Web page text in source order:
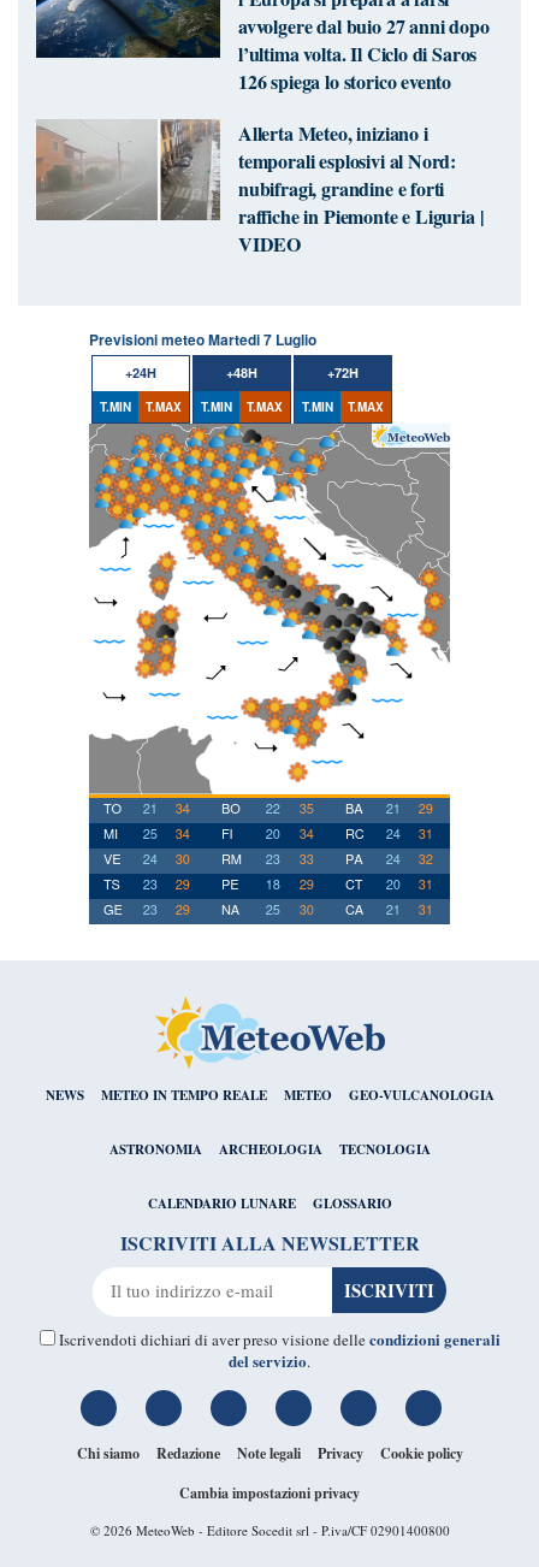
avvolgere dal buio 27 anni dopo
l’ultima volta. Il Ciclo di Saros
126 spiega lo storico evento
Allerta Meteo, iniziano i
temporali esplosivi al Nord:
nubifragi, grandine e forti
raffiche in Piemonte e Liguria |
VIDEO
Previsioni meteo Martedi 7 Luglio
+24H
T.MIN T.MAX
+48H
T.MIN T.MAX
+72H
T.MIN T.MAX
NEWS METEO IN TEMPO REALE METEO GEO-VULCANOLOGIA
ASTRONOMIA ARCHEOLOGIA TECNOLOGIA
CALENDARIO LUNARE GLOSSARIO
ISCRIVITI ALLA NEWSLETTER
Iscrivendoti dichiari di aver preso visione dellecondizioni generali
del servizio.
Chi siamo Redazione Note legali Privacy
Cookie policy
Cambia impostazioni privacy
© 2026 MeteoWeb - Editore Socedit srl - P.iva/CF 02901400800